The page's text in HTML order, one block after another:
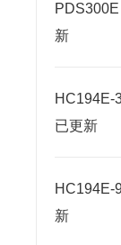
新
HC194E-
已更新
HC194E-
新